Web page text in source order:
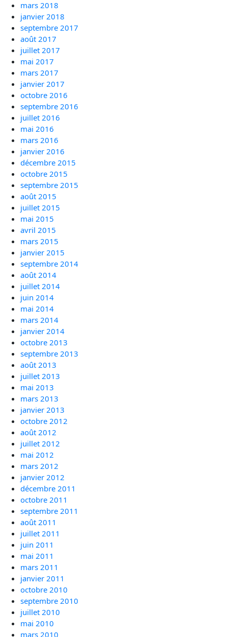
mars 2018
janvier 2018
septembre 2017
août 2017
juillet 2017
mai 2017
mars 2017
janvier 2017
octobre 2016
septembre 2016
juillet 2016
mai 2016
mars 2016
janvier 2016
décembre 2015
octobre 2015
septembre 2015
août 2015
juillet 2015
mai 2015
avril 2015
mars 2015
janvier 2015
septembre 2014
août 2014
juillet 2014
juin 2014
mai 2014
mars 2014
janvier 2014
octobre 2013
septembre 2013
août 2013
juillet 2013
mai 2013
mars 2013
janvier 2013
octobre 2012
août 2012
juillet 2012
mai 2012
mars 2012
janvier 2012
décembre 2011
octobre 2011
septembre 2011
août 2011
juillet 2011
juin 2011
mai 2011
mars 2011
janvier 2011
octobre 2010
septembre 2010
juillet 2010
mai 2010
mars 2010